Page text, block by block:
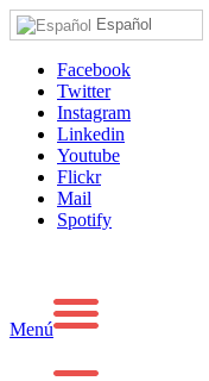
Español
Facebook
Twitter
Instagram
Linkedin
Youtube
Flickr
Mail
Spotify
Menú